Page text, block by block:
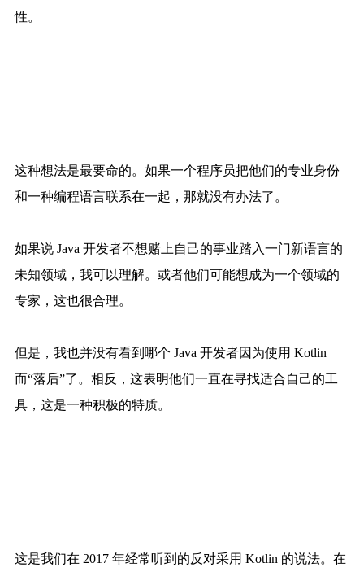
性。
这种想法是最要命的。如果一个程序员把他们的专业身份
和一种编程语言联系在一起，那就没有办法了。
如果说 Java 开发者不想赌上自己的事业踏入一门新语言的
未知领域，我可以理解。或者他们可能想成为一个领域的
专家，这也很合理。
但是，我也并没有看到哪个 Java 开发者因为使用 Kotlin
而“落后”了。相反，这表明他们一直在寻找适合自己的工
具，这是一种积极的特质。
这是我们在 2017 年经常听到的反对采用 Kotlin 的说法。在